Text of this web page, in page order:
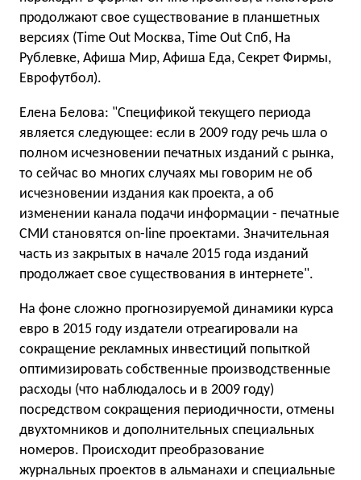
продолжают свое существование в планшетных
версиях (Time Out Москва, Time Out Спб, На
Рублевке, Афиша Мир, Афиша Еда, Секрет Фирмы,
Еврофутбол).
Елена Белова: "Спецификой текущего периода
является следующее: если в 2009 году речь шла о
полном исчезновении печатных изданий с рынка,
то сейчас во многих случаях мы говорим не об
исчезновении издания как проекта, а об
изменении канала подачи информации - печатные
СМИ становятся on-line проектами. Значительная
часть из закрытых в начале 2015 года изданий
продолжает свое существования в интернете".
На фоне сложно прогнозируемой динамики курса
евро в 2015 году издатели отреагировали на
сокращение рекламных инвестиций попыткой
оптимизировать собственные производственные
расходы (что наблюдалось и в 2009 году)
посредством сокращения периодичности, отмены
двухтомников и дополнительных специальных
номеров. Происходит преобразование
журнальных проектов в альманахи и специальные